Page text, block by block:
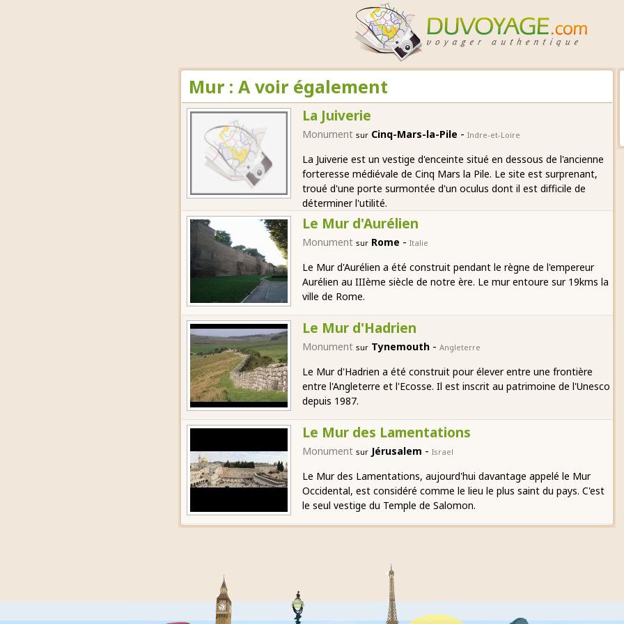
Mur : A voir également
La Juiverie
Monument sur Cinq-Mars-la-Pile - Indre-et-Loire
La Juiverie est un vestige d'enceinte situé en dessous de l'ancienne
forteresse médiévale de Cinq Mars la Pile. Le site est surprenant,
troué d'une porte surmontée d'un oculus dont il est difficile de
déterminer l'utilité.
Le Mur d'Aurélien
Monument sur Rome - Italie
Le Mur d'Aurélien a été construit pendant le règne de l'empereur
Aurélien au IIIème siècle de notre ère. Le mur entoure sur 19kms la
ville de Rome.
Le Mur d'Hadrien
Monument sur Tynemouth - Angleterre
Le Mur d'Hadrien a été construit pour élever entre une frontière
entre l'Angleterre et l'Ecosse. Il est inscrit au patrimoine de l'Unesco
depuis 1987.
Le Mur des Lamentations
Monument sur Jérusalem - Israel
Le Mur des Lamentations, aujourd'hui davantage appelé le Mur
Occidental, est considéré comme le lieu le plus saint du pays. C'est
le seul vestige du Temple de Salomon.